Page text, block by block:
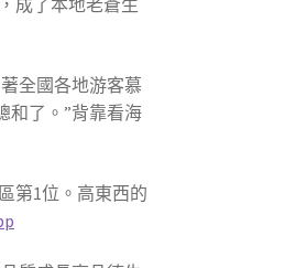
成了本地老蒼生
全國各地游客慕
和了。”背靠看海
第1位。高東西的